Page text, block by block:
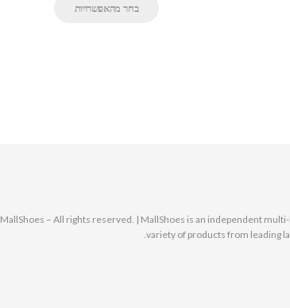
בחר מהאפשרויות
© 2025 MallShoes – All rights reserved. | MallShoes is an independent
variety of products from leading